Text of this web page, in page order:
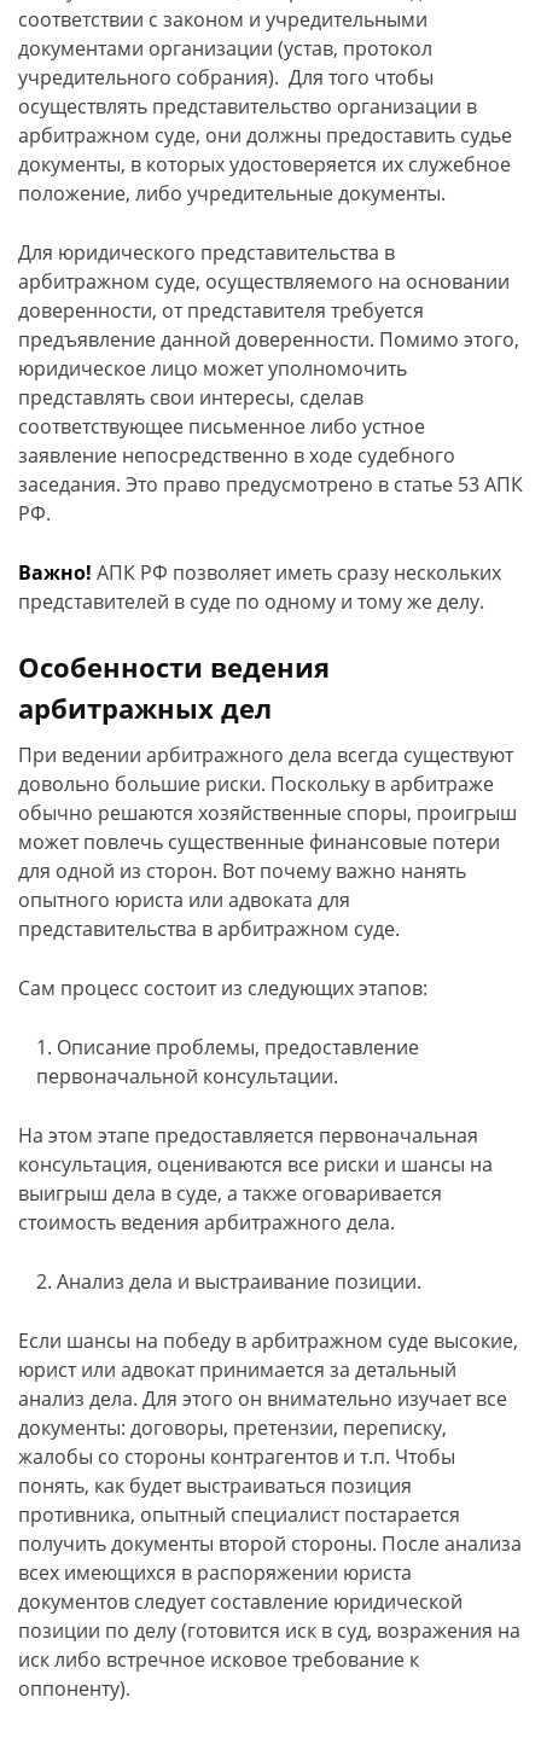
соответствии с законом и учредительными
документами организации (устав, протокол
учредительного собрания). Для того чтобы
осуществлять представительство организации в
арбитражном суде, они должны предоставить судье
документы, в которых удостоверяется их служебное
положение, либо учредительные документы.
Для юридического представительства в
арбитражном суде, осуществляемого на основании
доверенности, от представителя требуется
предъявление данной доверенности. Помимо этого,
юридическое лицо может уполномочить
представлять свои интересы, сделав
соответствующее письменное либо устное
заявление непосредственно в ходе судебного
заседания. Это право предусмотрено в статье 53 АПК
РФ.
Важно! АПК РФ позволяет иметь сразу нескольких
представителей в суде по одному и тому же делу.
Особенности ведения
арбитражных дел
При ведении арбитражного дела всегда существуют
довольно большие риски. Поскольку в арбитраже
обычно решаются хозяйственные споры, проигрыш
может повлечь существенные финансовые потери
для одной из сторон. Вот почему важно нанять
опытного юриста или адвоката для
представительства в арбитражном суде.
Сам процесс состоит из следующих этапов:
Описание проблемы, предоставление
первоначальной консультации.
На этом этапе предоставляется первоначальная
консультация, оцениваются все риски и шансы на
выигрыш дела в суде, а также оговаривается
стоимость ведения арбитражного дела.
Анализ дела и выстраивание позиции.
Если шансы на победу в арбитражном суде высокие,
юрист или адвокат принимается за детальный
анализ дела. Для этого он внимательно изучает все
документы: договоры, претензии, переписку,
жалобы со стороны контрагентов и т.п. Чтобы
понять, как будет выстраиваться позиция
противника, опытный специалист постарается
получить документы второй стороны. После анализа
всех имеющихся в распоряжении юриста
документов следует составление юридической
позиции по делу (готовится иск в суд, возражения на
иск либо встречное исковое требование к
оппоненту).